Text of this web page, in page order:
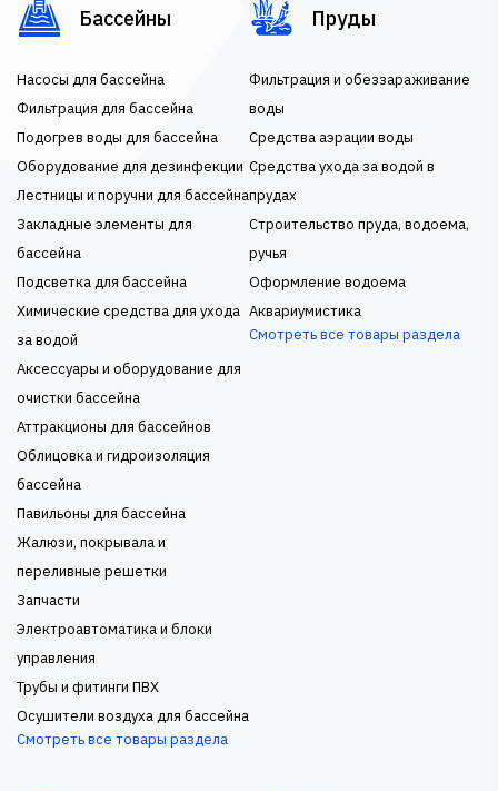
Бассейны
Насосы для бассейна
Фильтрация для бассейна
Подогрев воды для бассейна
Оборудование для дезинфекции
Лестницы и поручни для бассейна
Закладные элементы для
бассейна
Подсветка для бассейна
Химические средства для ухода
за водой
Аксессуары и оборудование для
очистки бассейна
Аттракционы для бассейнов
Облицовка и гидроизоляция
бассейна
Павильоны для бассейна
Жалюзи, покрывала и
переливные решетки
Запчасти
Электроавтоматика и блоки
управления
Трубы и фитинги ПВХ
Осушители воздуха для бассейна
Смотреть все товары раздела
Пруды
Фильтрация и обеззараживание
воды
Средства аэрации воды
Средства ухода за водой в
прудах
Строительство пруда, водоема,
ручья
Оформление водоема
Аквариумистика
Смотреть все товары раздела